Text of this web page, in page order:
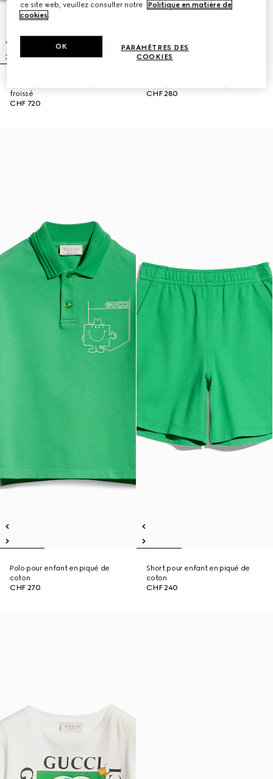
froissé
CHF 720
CHF 280
Polo pour enfant en piqué de
coton
CHF 270
Short pour enfant en piqué de
coton
CHF 240
ce site web, veuillez consulter notre
Politique en matière de
cookies.
PARAMÈTRES DES
COOKIES
OK